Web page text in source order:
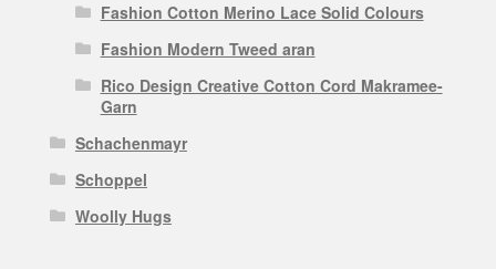
Fashion Cotton Merino Lace Solid Colours
Fashion Modern Tweed aran
Rico Design Creative Cotton Cord Makramee-
Garn
Schachenmayr
Schoppel
Woolly Hugs